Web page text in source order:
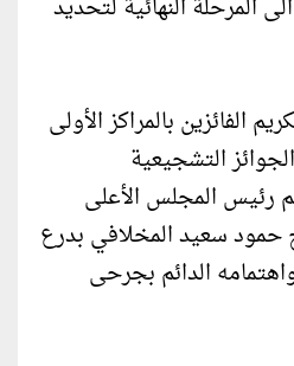
المرحلة النهائية لتحديد
الفائزين بالمراكز الأولى
التشجيعية
رئيس المجلس الأعلى
حمود سعيد المخلافي بدرع
الدائم بجرحى